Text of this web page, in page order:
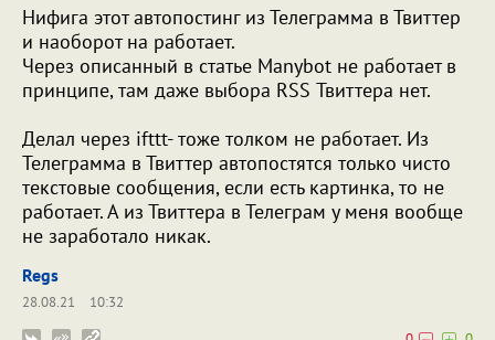
Нифига этот автопостинг из Телеграмма в Твиттер
и наоборот на работает.
Через описанный в статье Manybot не работает в
принципе, там даже выбора RSS Твиттера нет.
Делал через ifttt- тоже толком не работает. Из
Телеграмма в Твиттер автопостятся только чисто
текстовые сообщения, если есть картинка, то не
работает. А из Твиттера в Телеграм у меня вообще
не заработало никак.
Regs
28.08.21
10:32